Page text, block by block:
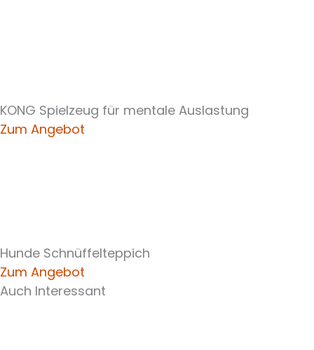
KONG Spielzeug für mentale Auslastung
Zum Angebot
Hunde Schnüffelteppich
Zum Angebot
Auch Interessant